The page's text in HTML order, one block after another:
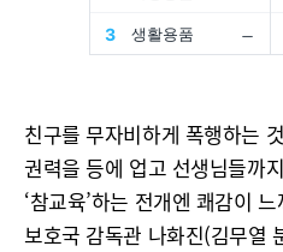
친구를 무자비하게 폭행하는
권력을 등에 업고 선생님들까
‘참교육’하는 전개엔 쾌감이
보호국 감독관 나화진(김무열